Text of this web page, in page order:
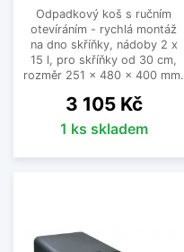
Odpadkový koš s ručním
otevíráním - rychlá montáž
na dno skříňky, nádoby 2 x
15 l, pro skříňky od 30 cm,
rozměr 251 x 480 x 400 mm.
Cena
3 105 Kč
1 ks skladem